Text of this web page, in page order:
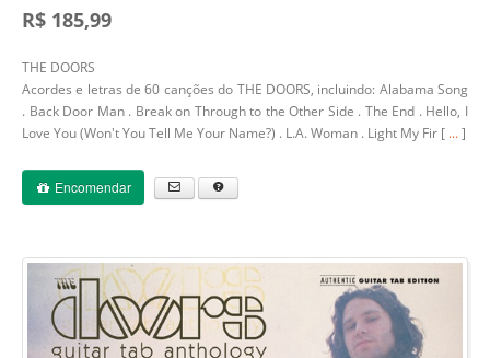
R$ 185,99
THE DOORS
Acordes e letras de 60 canções do THE DOORS, incluindo: Alabama Song
. Back Door Man . Break on Through to the Other Side . The End . Hello, I
Love You (Won't You Tell Me Your Name?) . L.A. Woman . Light My Fir [ ...]
Encomendar